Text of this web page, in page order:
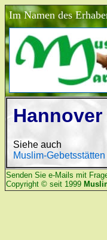
Im Namen des
Hannover
Siehe auch
Muslim-
Senden Sie e-Mails mit
Copyright © seit 1999